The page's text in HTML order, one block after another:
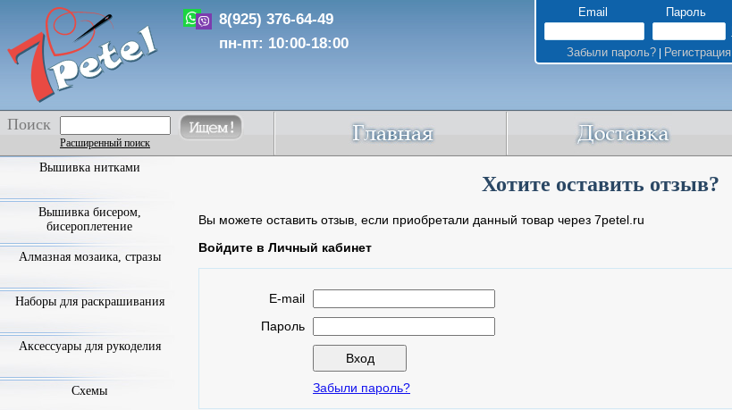
8(925) 376-64-49
пн-пт: 10:00-18:00
Email Пароль
Забыли пароль?| Регистрация
Поиск
Расширенный поиск
Хотите оставить отзыв?
Вы можете оставить отзыв, если приобретали данный товар через 7petel.ru
Войдите в Личный кабинет
E-mail
Пароль
Забыли пароль?
Вышивка нитками
Вышивка бисером,
бисероплетение
Алмазная мозаика, стразы
Наборы для раскрашивания
Аксессуары для рукоделия
Схемы